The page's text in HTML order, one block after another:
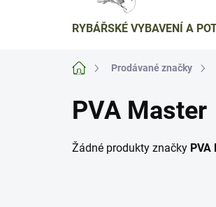
RYBÁŘSKÉ VYBAVENÍ A
Domů Prodávané značky
PVA Master
Žádné produkty značky PVA